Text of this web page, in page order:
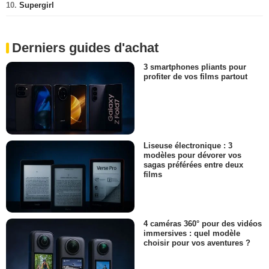
10. Supergirl
Derniers guides d'achat
3 smartphones pliants pour
profiter de vos films partout
Liseuse électronique : 3
modèles pour dévorer vos
sagas préférées entre deux
films
4 caméras 360° pour des vidéos
immersives : quel modèle
choisir pour vos aventures ?